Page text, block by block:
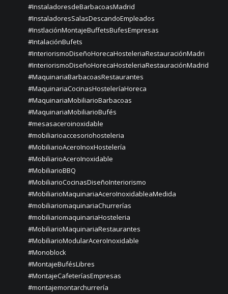
#InstaladoresdeBarbacoasMadrid
#InstaladoresSalasDescandoEmpleados
#InstlaciónMontajeBuffetsBufesEmpresas
#IntalaciónBufets
#InteriorismoDiseñoHorecaHosteleriaRestauraciónMadri
#InteriorismoDiseñoHorecaHosteleriaRestauraciónMadrid
#MaquinariaBarbacoasRestaurantes
#MaquinariaCocinasHosteleríaHoreca
#MaquinariaMobiliarioBarbacoas
#MaquinariaMobiliarioBufés
#mesasaceroinoxidable
#mobiliarioaccesoriohosteleria
#MobiliarioAceroInoxHostelería
#MobiliarioAceroInoxidable
#MobiliarioBBQ
#MobiliarioCocinasDiseñoInteriorismo
#MobiliarioMaquinariaAceroInoxidableaMedida
#mobiliariomaquinariaChurrerías
#mobiliariomaquinariaHosteleria
#MobiliarioMaquinariaRestaurantes
#MobiliarioModularAceroInoxidable
#Monoblock
#MontajeBufésLibres
#MontajeCafeteríasEmpresas
#montajemontarchurrería